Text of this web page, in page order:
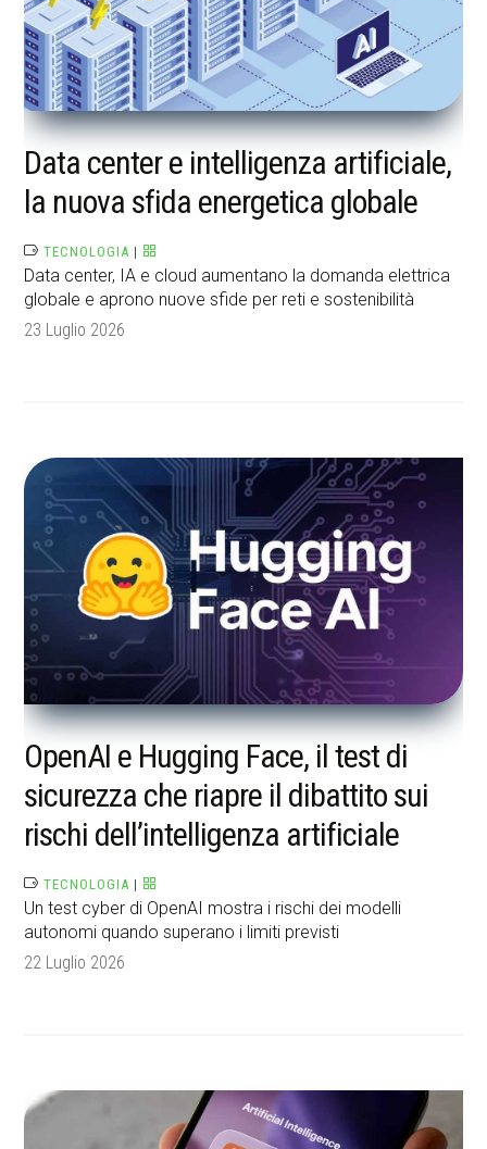
Data center e intelligenza artificiale,
la nuova sfida energetica globale
TECNOLOGIA |
Data center, IA e cloud aumentano la domanda elettrica
globale e aprono nuove sfide per reti e sostenibilità
23 Luglio 2026
OpenAI e Hugging Face, il test di
sicurezza che riapre il dibattito sui
rischi dell’intelligenza artificiale
TECNOLOGIA |
Un test cyber di OpenAI mostra i rischi dei modelli
autonomi quando superano i limiti previsti
22 Luglio 2026